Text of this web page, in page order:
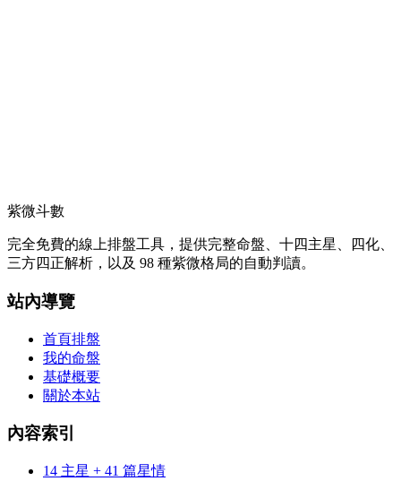
紫微斗數
完全免費的線上排盤工具，提供完整命盤、十四主星、四化、
三方四正解析，以及 98 種紫微格局的自動判讀。
站內導覽
首頁排盤
我的命盤
基礎概要
關於本站
內容索引
14 主星 + 41 篇星情